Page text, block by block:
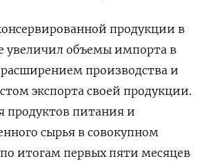
продукции в
увеличил объемы импорта в
расширением производства и
экспорта своей продукции.
продуктов питания и
сырья в совокупном
итогам первых пяти месяцев